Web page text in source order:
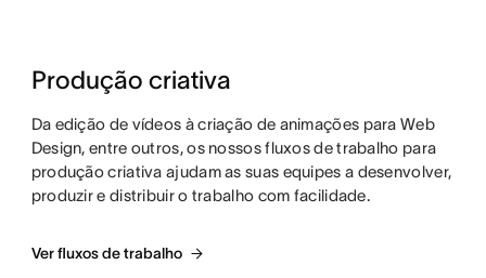
Produção criativa
Da edição de vídeos à criação de animações para Web
Design, entre outros, os nossos fluxos de trabalho para
produção criativa ajudam as suas equipes a desenvolver,
produzir e distribuir o trabalho com facilidade.
Ver fluxos de trabalho